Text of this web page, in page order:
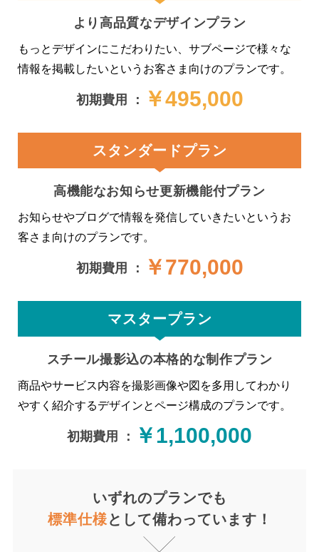
より高品質なデザインプラン
もっとデザインにこだわりたい、サブページで様々な
情報を掲載したいというお客さま向けのプランです。
初期費用 ： ￥495,000
スタンダードプラン
高機能なお知らせ更新機能付プラン
お知らせやブログで情報を発信していきたいというお
客さま向けのプランです。
初期費用 ： ￥770,000
マスタープラン
スチール撮影込の本格的な制作プラン
商品やサービス内容を撮影画像や図を多用してわかり
やすく紹介するデザインとページ構成のプランです。
初期費用 ： ￥1,100,000
いずれのプランでも
標準仕様として備わっています！